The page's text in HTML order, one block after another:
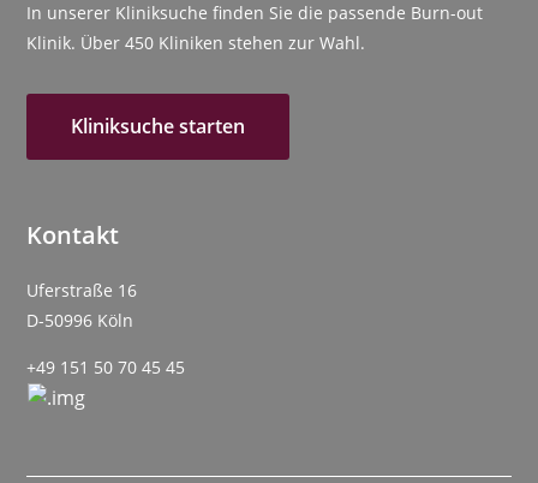
In unserer Kliniksuche finden Sie die passende Burn-out
Klinik. Über 450 Kliniken stehen zur Wahl.
Kliniksuche starten
Kontakt
Uferstraße 16
D-50996 Köln
+49 151 50 70 45 45